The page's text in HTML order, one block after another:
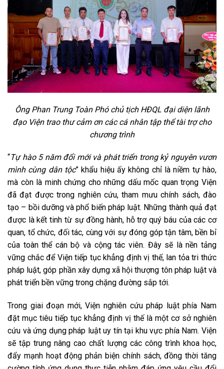
Ông Phan Trung Toàn Phó chủ tịch HĐQL đại diện lãnh
đạo Viện trao thư cảm ơn các cá nhân tập thể tài trợ cho
chương trình
“Tự hào 5 năm đổi mới và phát triển trong kỷ nguyên vươn
mình cùng dân tộc” khẩu hiệu ấy không chỉ là niềm tự hào,
mà còn là minh chứng cho những dấu mốc quan trọng Viện
đã đạt được trong nghiên cứu, tham mưu chính sách, đào
tạo – bồi dưỡng và phổ biến pháp luật. Những thành quả đạt
được là kết tinh từ sự đồng hành, hỗ trợ quý báu của các cơ
quan, tổ chức, đối tác, cùng với sự đóng góp tận tâm, bền bỉ
của toàn thể cán bộ và cộng tác viên. Đây sẽ là nền tảng
vững chắc để Viện tiếp tục khẳng định vị thế, lan tỏa tri thức
pháp luật, góp phần xây dựng xã hội thượng tôn pháp luật và
phát triển bền vững trong chặng đường sắp tới.
Trong giai đoạn mới, Viện nghiên cứu pháp luật phía Nam
đặt mục tiêu tiếp tục khẳng định vị thế là một cơ sở nghiên
cứu và ứng dụng pháp luật uy tín tại khu vực phía Nam. Viện
sẽ tập trung nâng cao chất lượng các công trình khoa học,
đẩy mạnh hoạt động phản biện chính sách, đồng thời tăng